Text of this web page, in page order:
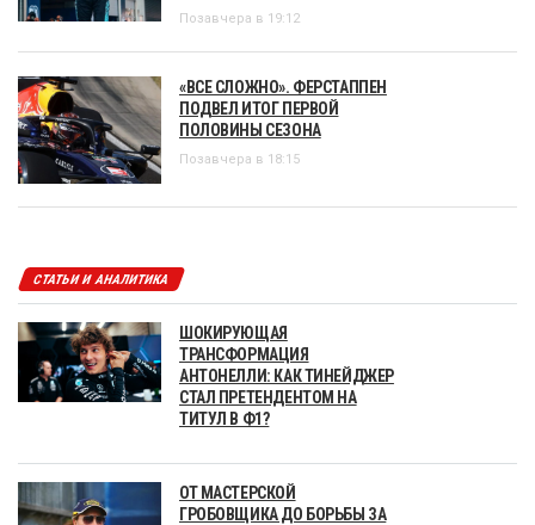
Позавчера в 19:12
«ВСЕ СЛОЖНО». ФЕРСТАППЕН
ПОДВЕЛ ИТОГ ПЕРВОЙ
ПОЛОВИНЫ СЕЗОНА
Позавчера в 18:15
СТАТЬИ И АНАЛИТИКА
ШОКИРУЮЩАЯ
ТРАНСФОРМАЦИЯ
АНТОНЕЛЛИ: КАК ТИНЕЙДЖЕР
СТАЛ ПРЕТЕНДЕНТОМ НА
ТИТУЛ В Ф1?
ОТ МАСТЕРСКОЙ
ГРОБОВЩИКА ДО БОРЬБЫ ЗА